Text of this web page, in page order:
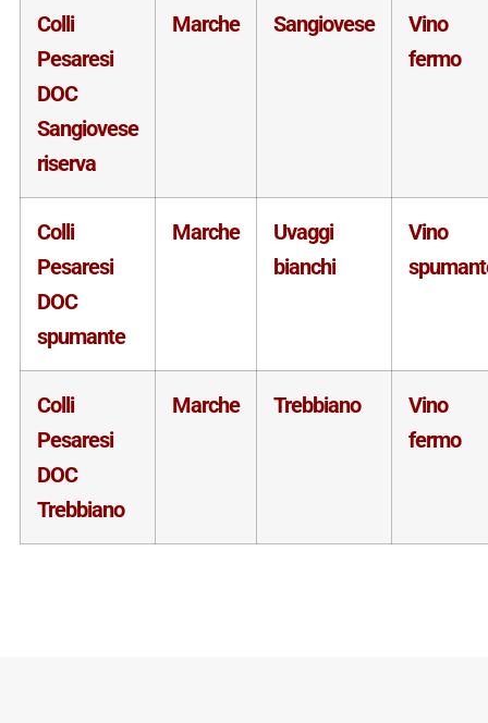
Colli
Pesaresi
DOC
Sangiovese
riserva
Marche Sangiovese
Vino
fermo
Colli
Pesaresi
DOC
spumante
Marche
Uvaggi
bianchi
Vino
Colli
Pesaresi
DOC
Trebbiano
Marche Trebbiano
Vino
fermo